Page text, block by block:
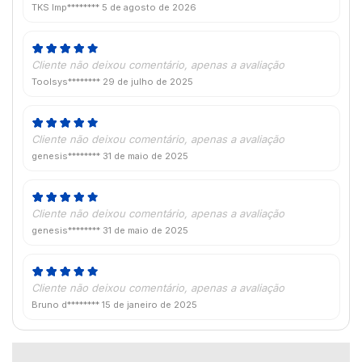
TKS Imp******** 5 de agosto de 2026
Cliente não deixou comentário, apenas a avaliação
Toolsys******** 29 de julho de 2025
Cliente não deixou comentário, apenas a avaliação
genesis******** 31 de maio de 2025
Cliente não deixou comentário, apenas a avaliação
genesis******** 31 de maio de 2025
Cliente não deixou comentário, apenas a avaliação
Bruno d******** 15 de janeiro de 2025